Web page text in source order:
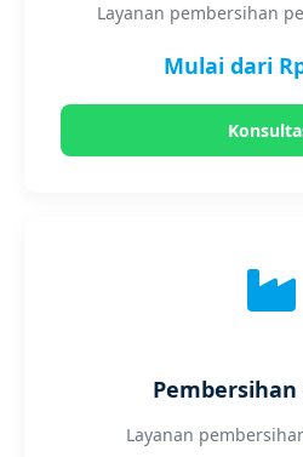
Layanan pembersihan
Mulai dari
Layanan